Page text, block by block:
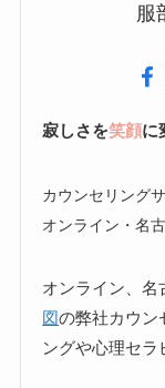
服
寂しさを笑顔に
カウンセリング
オンライン・名
オンライン、名
図の弊社カウン
ングや心理セラ